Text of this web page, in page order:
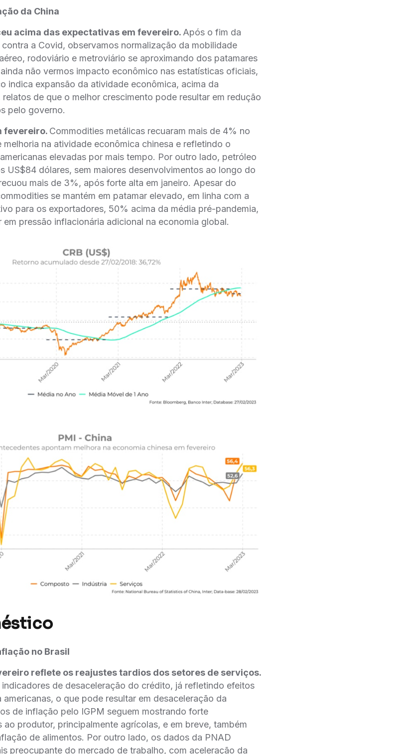
da China
acima das expectativas em fevereiro. Após o fim da
a Covid, observamos normalização da mobilidade
rodoviário e metroviário se aproximando dos patamares
não vermos impacto econômico nas estatísticas oficiais,
indica expansão da atividade econômica, acima da
de que o melhor crescimento pode resultar em redução
pelo governo.
fevereiro. Commodities metálicas recuaram mais de 4% no
melhoria na atividade econômica chinesa e refletindo o
elevadas por mais tempo. Por outro lado, petróleo
US$84 dólares, sem maiores desenvolvimentos ao longo do
mais de 3%, após forte alta em janeiro. Apesar do
se mantém em patamar elevado, em linha com a
para os exportadores, 50% acima da média pré-pandemia,
em pressão inflacionária adicional na economia global.
no Brasil
reflete os reajustes tardios dos setores de serviços.
de desaceleração do crédito, já refletindo efeitos
o que pode resultar em desaceleração da
de inflação pelo IGPM seguem mostrando forte
produtor, principalmente agrícolas, e em breve, também
de alimentos. Por outro lado, os dados da PNAD
preocupante do mercado de trabalho, com aceleração da